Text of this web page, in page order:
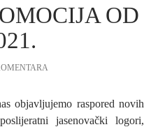
OD
objavljujemo raspored novih
jasenovački logori,